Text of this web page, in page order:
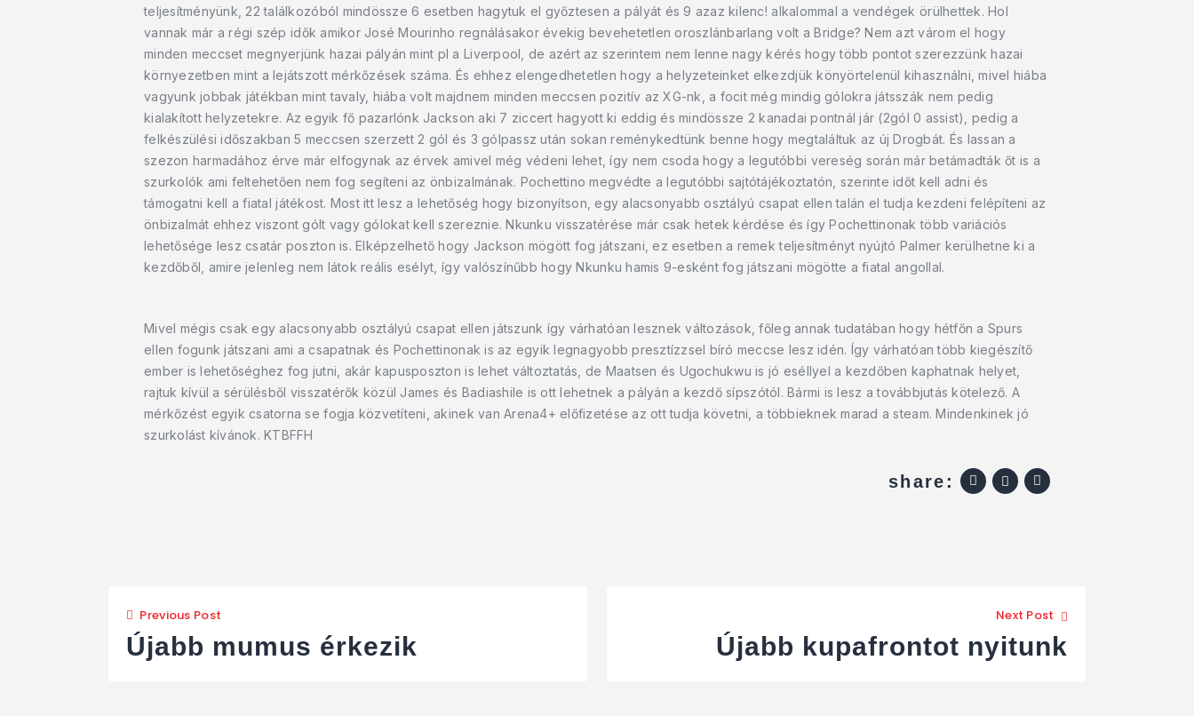
teljesítményünk, 22 találkozóból mindössze 6 esetben hagytuk el győztesen a pályát és 9 azaz kilenc! alkalommal a vendégek örülhettek. Hol
vannak már a régi szép idők amikor José Mourinho regnálásakor évekig bevehetetlen oroszlánbarlang volt a Bridge? Nem azt várom el hogy
minden meccset megnyerjünk hazai pályán mint pl a Liverpool, de azért az szerintem nem lenne nagy kérés hogy több pontot szerezzünk hazai
környezetben mint a lejátszott mérkőzések száma. És ehhez elengedhetetlen hogy a helyzeteinket elkezdjük könyörtelenül kihasználni, mivel hiába
vagyunk jobbak játékban mint tavaly, hiába volt majdnem minden meccsen pozitív az XG-nk, a focit még mindig gólokra játsszák nem pedig
kialakított helyzetekre. Az egyik fő pazarlónk Jackson aki 7 ziccert hagyott ki eddig és mindössze 2 kanadai pontnál jár (2gól 0 assist), pedig a
felkészülési időszakban 5 meccsen szerzett 2 gól és 3 gólpassz után sokan reménykedtünk benne hogy megtaláltuk az új Drogbát. És lassan a
szezon harmadához érve már elfogynak az érvek amivel még védeni lehet, így nem csoda hogy a legutóbbi vereség során már betámadták őt is a
szurkolók ami feltehetően nem fog segíteni az önbizalmának. Pochettino megvédte a legutóbbi sajtótájékoztatón, szerinte időt kell adni és
támogatni kell a fiatal játékost. Most itt lesz a lehetőség hogy bizonyítson, egy alacsonyabb osztályú csapat ellen talán el tudja kezdeni felépíteni az
önbizalmát ehhez viszont gólt vagy gólokat kell szereznie. Nkunku visszatérése már csak hetek kérdése és így Pochettinonak több variációs
lehetősége lesz csatár poszton is. Elképzelhető hogy Jackson mögött fog játszani, ez esetben a remek teljesítményt nyújtó Palmer kerülhetne ki a
kezdőből, amire jelenleg nem látok reális esélyt, így valószínűbb hogy Nkunku hamis 9-esként fog játszani mögötte a fiatal angollal.
Mivel mégis csak egy alacsonyabb osztályú csapat ellen játszunk így várhatóan lesznek változások, főleg annak tudatában hogy hétfőn a Spurs
ellen fogunk játszani ami a csapatnak és Pochettinonak is az egyik legnagyobb presztízzsel bíró meccse lesz idén. Így várhatóan több kiegészítő
ember is lehetőséghez fog jutni, akár kapusposzton is lehet változtatás, de Maatsen és Ugochukwu is jó eséllyel a kezdőben kaphatnak helyet,
rajtuk kívül a sérülésből visszatérők közül James és Badiashile is ott lehetnek a pályán a kezdő sípszótól. Bármi is lesz a továbbjutás kötelező. A
mérkőzést egyik csatorna se fogja közvetíteni, akinek van Arena4+ előfizetése az ott tudja követni, a többieknek marad a steam. Mindenkinek jó
szurkolást kívánok. KTBFFH
share:
Previous Post
Újabb mumus érkezik
Next Post
Újabb kupafrontot nyitunk